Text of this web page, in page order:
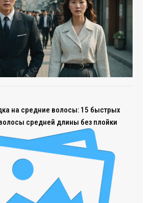
на средние волосы: 15 быстрых
средней длины без плойки